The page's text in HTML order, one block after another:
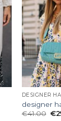
DESIGNER
designer
€41.00 €